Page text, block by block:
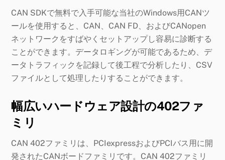
CAN SDKで無料で入手可能な当社のWindows用CANツ
ールを使用すると、CAN、CAN FD、およびCANopen
ネットワークをすばやくセットアップし容易に診断する
ことができます。データロギングが可能であるため、デ
ータトラフィックを記録して後工程で分析したり、CSV
ファイルとして処理したりすることができます。
幅広いハードウェア設計の402ファ
ミリ
CAN 402ファミリは、PCIexpressおよびPCIバス用に開
発されたCANボードファミリです。CAN 402ファミリ